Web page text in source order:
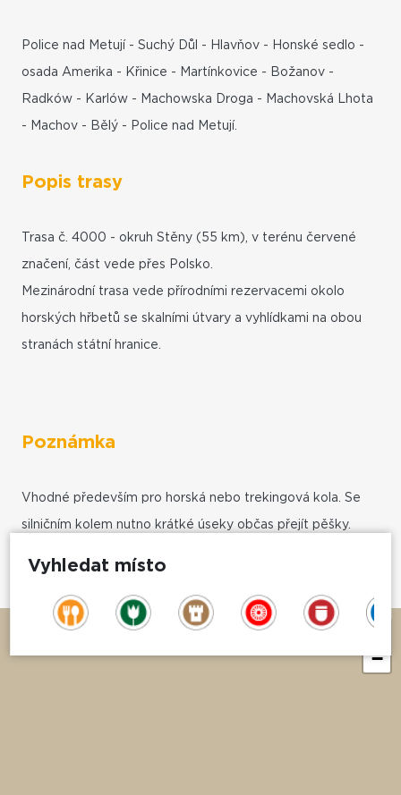
Police nad Metují - Suchý Důl - Hlavňov - Honské sedlo -
osada Amerika - Křinice - Martínkovice - Božanov -
Radków - Karlów - Machowska Droga - Machovská Lhota
- Machov - Bělý - Police nad Metují.
Popis trasy
Trasa č. 4000 - okruh Stěny (55 km), v terénu červené
značení, část vede přes Polsko.
Mezinárodní trasa vede přírodními rezervacemi okolo
horských hřbetů se skalními útvary a vyhlídkami na obou
stranách státní hranice.
Poznámka
Vhodné především pro horská nebo trekingová kola. Se
silničním kolem nutno krátké úseky občas přejít pěšky.
Vyhledat místo
+
−